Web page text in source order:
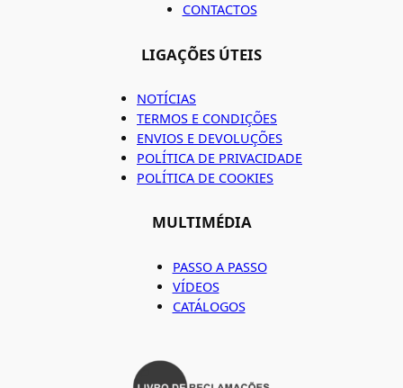
CONTACTOS
LIGAÇÕES ÚTEIS
NOTÍCIAS
TERMOS E CONDIÇÕES
ENVIOS E DEVOLUÇÕES
POLÍTICA DE PRIVACIDADE
POLÍTICA DE COOKIES
MULTIMÉDIA
PASSO A PASSO
VÍDEOS
CATÁLOGOS